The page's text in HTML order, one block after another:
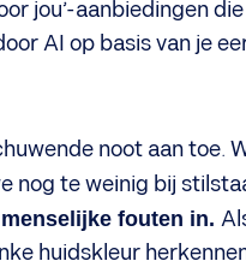
jou’-aanbiedingen
AI op basis van je
noot aan toe.
nog te weinig bij
fouten in.
huidskleur